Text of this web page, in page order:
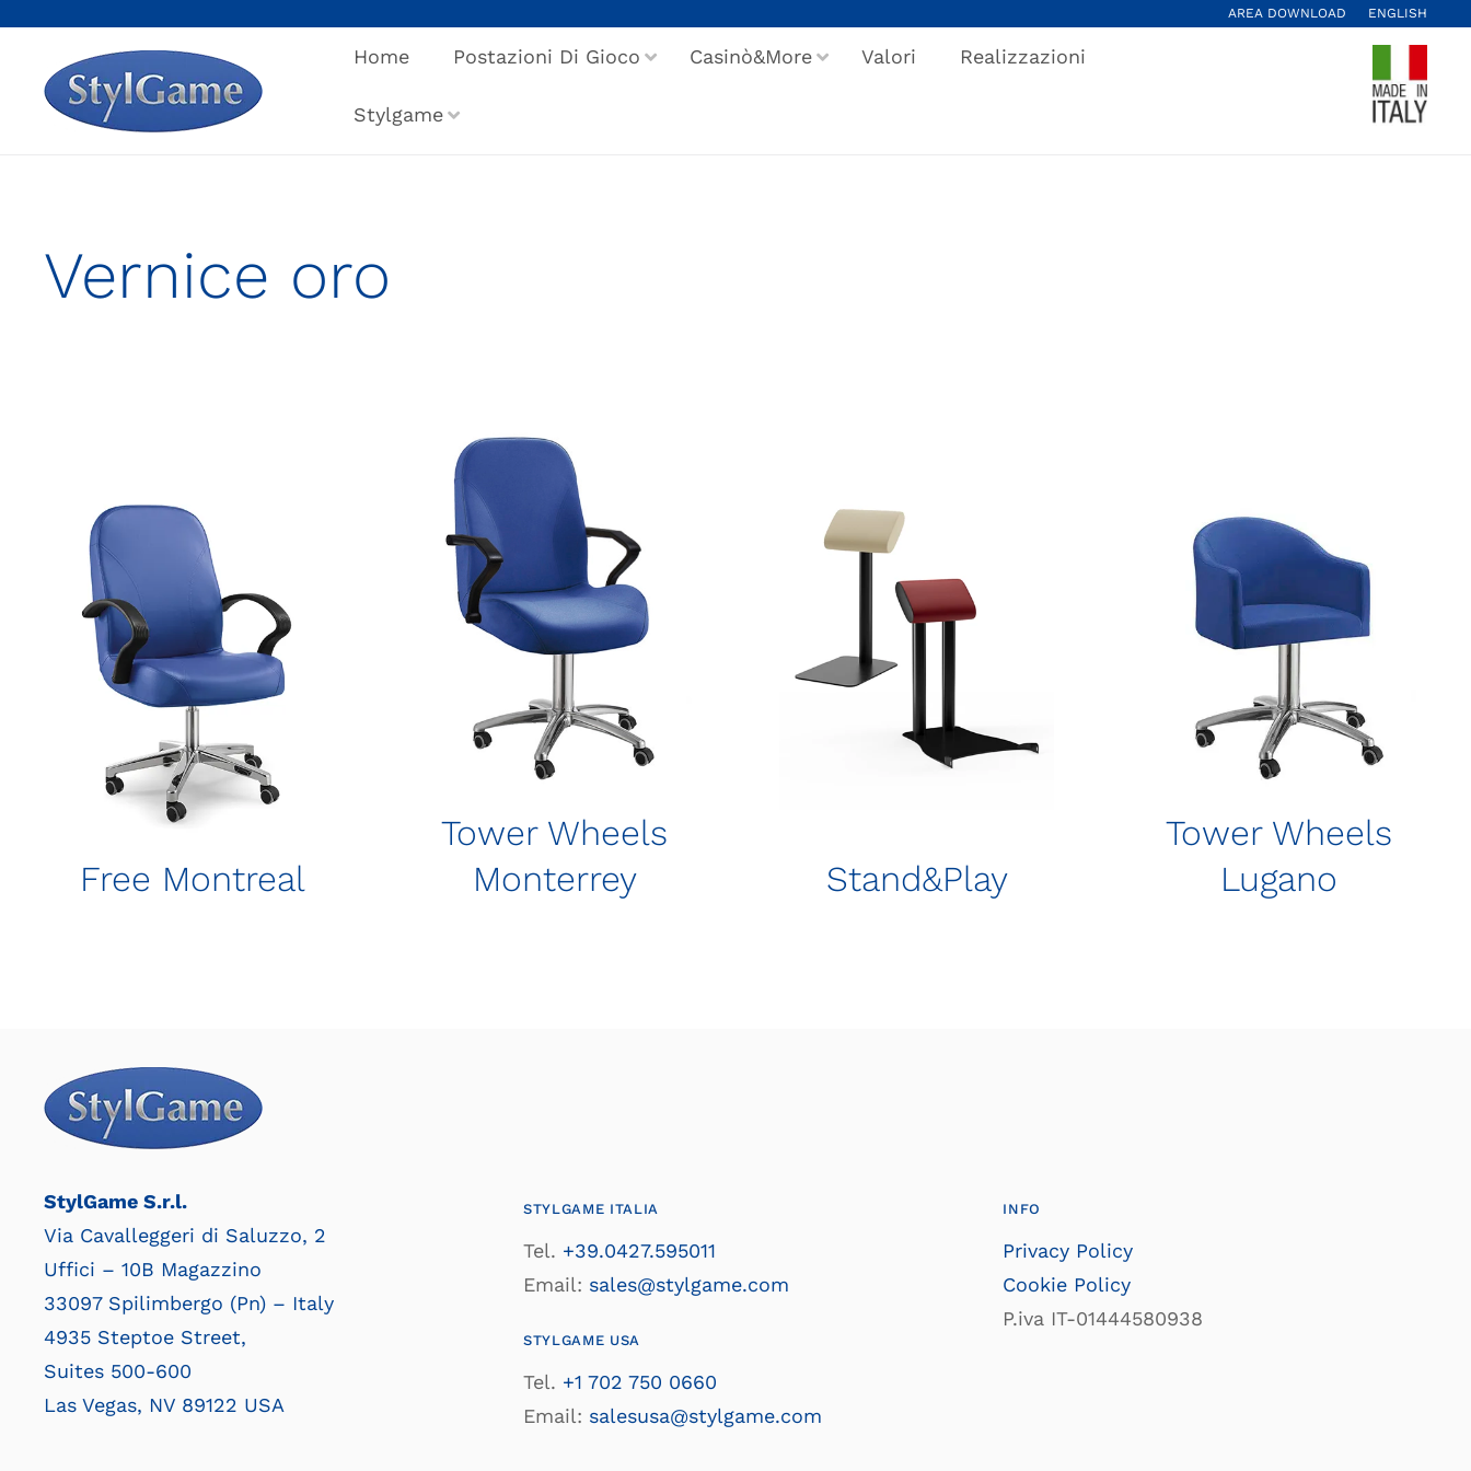
contenuto
AREA DOWNLOAD ENGLISH
Home Postazioni Di Gioco Casinò&More Valori Realizzazioni
Stylgame
Vernice oro
Free Montreal
Tower Wheels
Monterrey
Stand&Play
Tower Wheels
Lugano
StylGame S.r.l.
Via Cavalleggeri di Saluzzo, 2
Uffici – 10B Magazzino
33097 Spilimbergo (Pn) – Italy
4935 Steptoe Street,
Suites 500-600
Las Vegas, NV 89122 USA
STYLGAME ITALIA
Tel. +39.0427.595011
Email: sales@stylgame.com
STYLGAME USA
Tel. +1 702 750 0660
Email: salesusa@stylgame.com
INFO
Privacy Policy
Cookie Policy
P.iva IT-01444580938